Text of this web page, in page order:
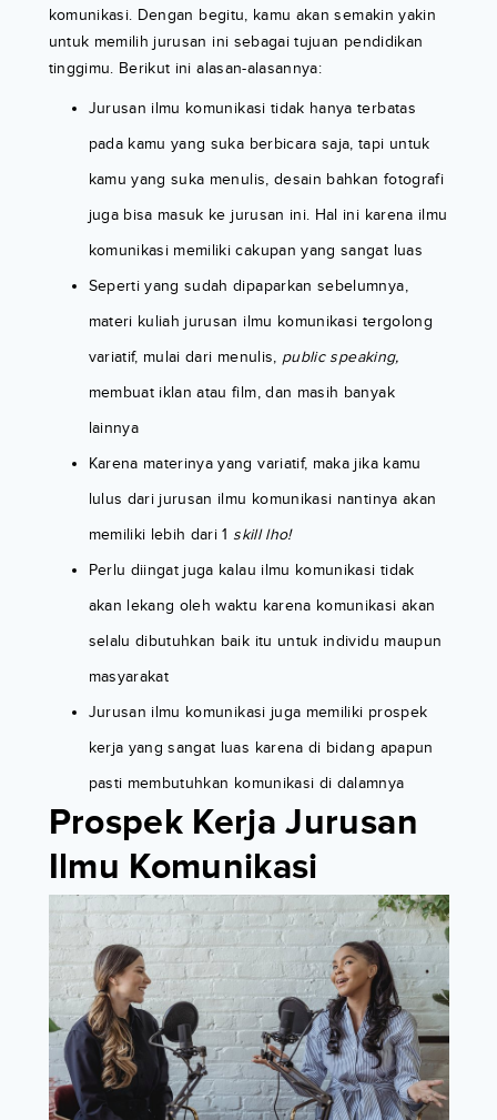
komunikasi. Dengan begitu, kamu akan semakin yakin
untuk memilih jurusan ini sebagai tujuan pendidikan
tinggimu. Berikut ini alasan-alasannya:
Jurusan ilmu komunikasi tidak hanya terbatas
pada kamu yang suka berbicara saja, tapi untuk
kamu yang suka menulis, desain bahkan fotografi
juga bisa masuk ke jurusan ini. Hal ini karena ilmu
komunikasi memiliki cakupan yang sangat luas
Seperti yang sudah dipaparkan sebelumnya,
materi kuliah jurusan ilmu komunikasi tergolong
variatif, mulai dari menulis, public speaking,
membuat iklan atau film, dan masih banyak
lainnya
Karena materinya yang variatif, maka jika kamu
lulus dari jurusan ilmu komunikasi nantinya akan
memiliki lebih dari 1 skill lho!
Perlu diingat juga kalau ilmu komunikasi tidak
akan lekang oleh waktu karena komunikasi akan
selalu dibutuhkan baik itu untuk individu maupun
masyarakat
Jurusan ilmu komunikasi juga memiliki prospek
kerja yang sangat luas karena di bidang apapun
pasti membutuhkan komunikasi di dalamnya
Prospek Kerja Jurusan
Ilmu Komunikasi